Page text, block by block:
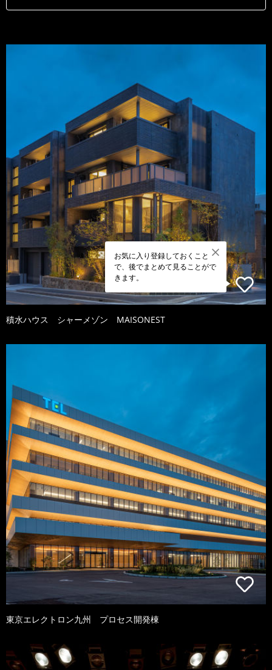
お気に入り登録しておくこと
で、後でまとめて見ることがで
きます。
積水ハウス シャーメゾン MAISONEST
東京エレクトロン九州 プロセス開発棟